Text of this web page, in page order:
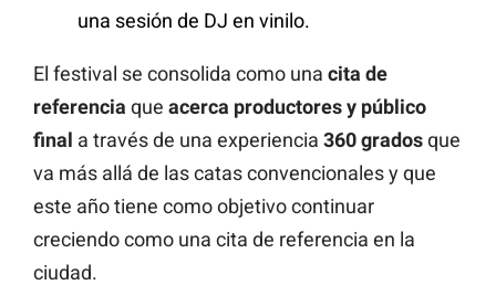
una sesión de DJ en vinilo.
El festival se consolida como una cita de
referencia que acerca productores y público
final a través de una experiencia 360 gradosque
va más allá de las catas convencionales y que
este año tiene como objetivo continuar
creciendo como una cita de referencia en la
ciudad.